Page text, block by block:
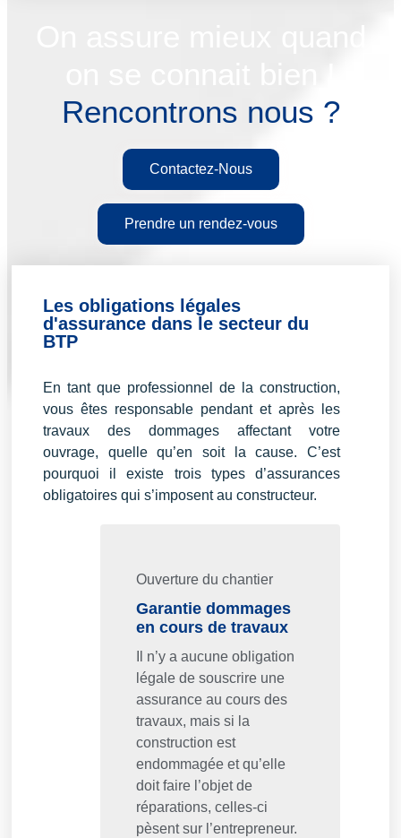
Rencontrons nous ?
Contactez-Nous
Prendre un rendez-vous
Les obligations légales
d'assurance dans le secteur du
BTP
En tant que professionnel de la construction,
vous êtes responsable pendant et après les
travaux des dommages affectant votre
ouvrage, quelle qu’en soit la cause. C’est
pourquoi il existe trois types d’assurances
obligatoires qui s’imposent au constructeur.
Ouverture du chantier
Garantie dommages
en cours de travaux
Il n’y a aucune obligation
légale de souscrire une
assurance au cours des
travaux, mais si la
construction est
endommagée et qu’elle
doit faire l’objet de
réparations, celles-ci
pèsent sur l’entrepreneur.